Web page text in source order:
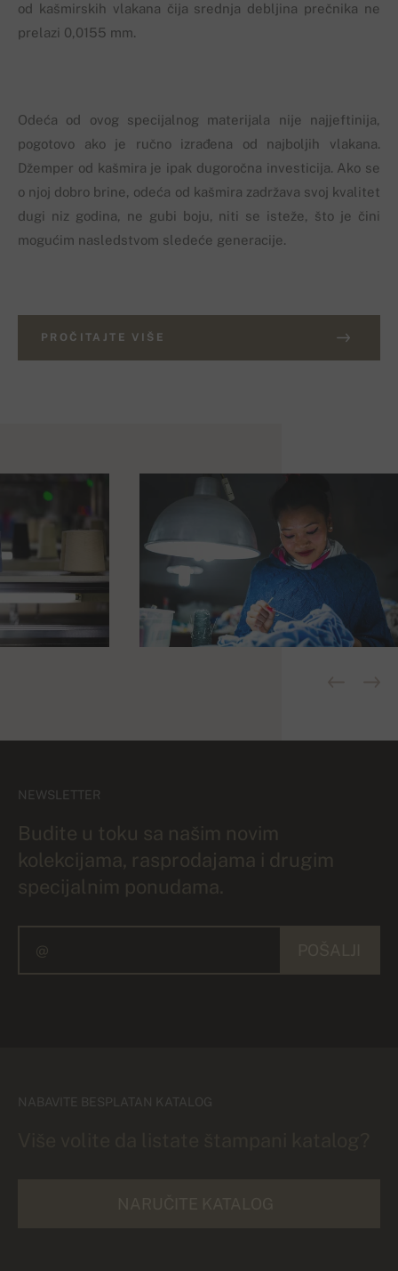
od kašmirskih vlakana čija srednja debljina prečnika ne
prelazi 0,0155 mm.
Odeća od ovog specijalnog materijala nije najjeftinija,
pogotovo ako je ručno izrađena od najboljih vlakana.
Džemper od kašmira je ipak dugoročna investicija. Ako se
o njoj dobro brine, odeća od kašmira zadržava svoj kvalitet
dugi niz godina, ne gubi boju, niti se isteže, što je čini
mogućim nasledstvom sledeće generacije.
PROČITAJTE VIŠE
NEWSLETTER
Budite u toku sa našim novim
kolekcijama, rasprodajama i drugim
specijalnim ponudama.
NABAVITE BESPLATAN KATALOG